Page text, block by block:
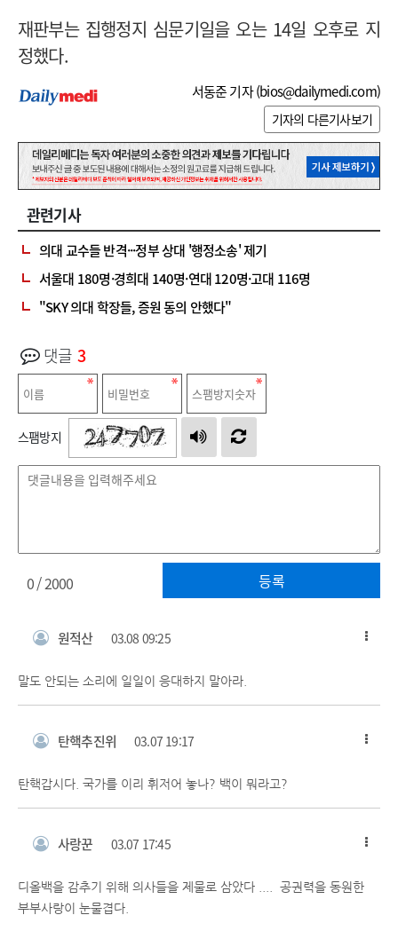
재판부는 집행정지 심문기일을 오는 14일 오후로 지
정했다.
서동준 기자 (bios@dailymedi.com)
기자의 다른기사보기
관련기사
의대 교수들 반격···정부 상대 '행정소송' 제기
서울대 180명·경희대 140명·연대 120명·고대 116명
"SKY 의대 학장들, 증원 동의 안했다"
댓글 3
스팸방지
등록
0/ 2000
원적산 03.08 09:25
말도 안되는 소리에 일일이 응대하지 말아라.
탄핵추진위 03.07 19:17
탄핵갑시다. 국가를 이리 휘저어 놓나? 백이 뭐라고?
사랑꾼 03.07 17:45
디올백을 감추기 위해 의사들을 제물로 삼았다 .... 공권력을 동원한
부부사랑이 눈물겹다.